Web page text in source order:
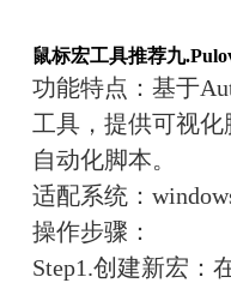
鼠标宏工具推荐九.
功能特点： 基于
工具，提供可视
自动化脚本。
适配系统： win
操作步骤：
Step1.创建新宏：